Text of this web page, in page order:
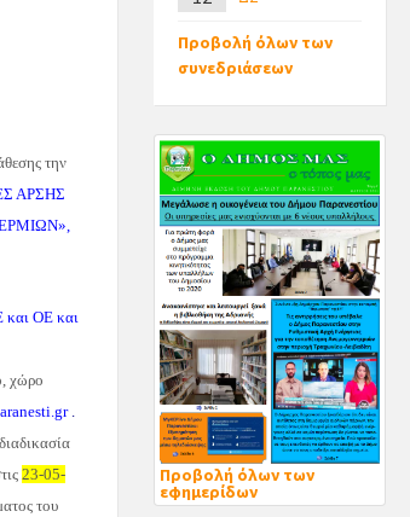
την
ΑΡΣΗΣ
»,
και ΟΕ και
χώρο
.
23-05-
του
Προβολή όλων των
συνεδριάσεων
Προβολή όλων των
εφημερίδων